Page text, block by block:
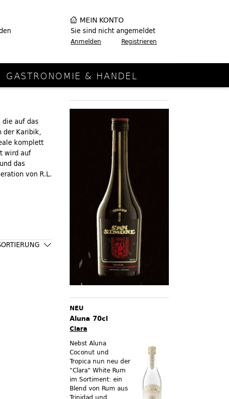
MEIN KONTO
Sie sind nicht angemeldet
Anmelden Registrieren
GASTRONOMIE & HANDEL
auf das
der Karibik,
komplett
wird auf
das
von R.L.
NEU
Aluna 70cl
Clara
Nebst Aluna
Coconut und
Tropica nun neu der
"Clara" White Rum
im Sortiment: ein
Blend von Rum aus